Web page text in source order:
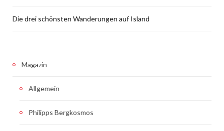
Die drei schönsten Wanderungen auf Island
Magazin
Allgemein
Philipps Bergkosmos